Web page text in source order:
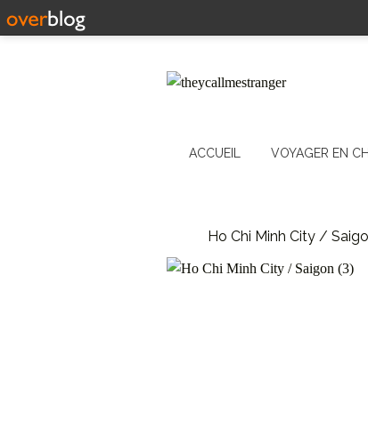
ACCUEIL VOYAGER EN
Ho Chi Minh City /